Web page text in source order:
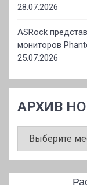
28.07.2026
ASRock
мониторов
25.07.2026
АРХИВ
НОВОСТЕЙ